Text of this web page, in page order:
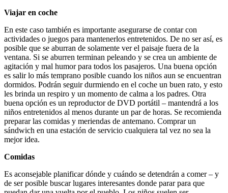
Viajar en coche
En este caso también es importante asegurarse de contar con
actividades o juegos para mantenerlos entretenidos. De no ser así, es
posible que se aburran de solamente ver el paisaje fuera de la
ventana. Si se aburren terminan peleando y se crea un ambiente de
agitación y mal humor para todos los pasajeros. Una buena opción
es salir lo más temprano posible cuando los niños aun se encuentran
dormidos. Podrán seguir durmiendo en el coche un buen rato, y esto
les brinda un respiro y un momento de calma a los padres. Otra
buena opción es un reproductor de DVD portátil – mantendrá a los
niños entretenidos al menos durante un par de horas. Se recomienda
preparar las comidas y meriendas de antemano. Comprar un
sándwich en una estación de servicio cualquiera tal vez no sea la
mejor idea.
Comidas
Es aconsejable planificar dónde y cuándo se detendrán a comer – y
de ser posible buscar lugares interesantes donde parar para que